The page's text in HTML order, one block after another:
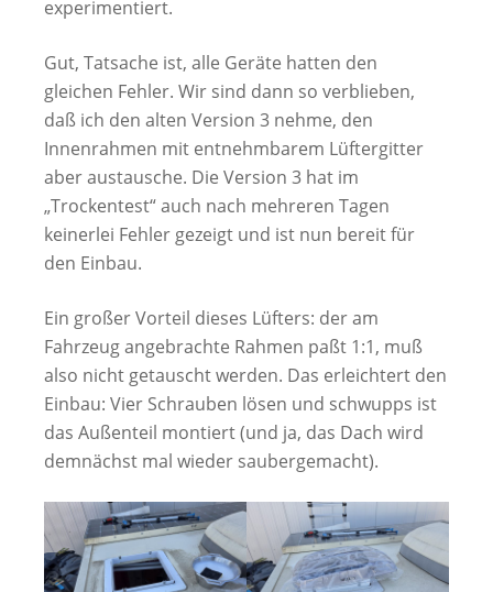
experimentiert.
Gut, Tatsache ist, alle Geräte hatten den
gleichen Fehler. Wir sind dann so verblieben,
daß ich den alten Version 3 nehme, den
Innenrahmen mit entnehmbarem Lüftergitter
aber austausche. Die Version 3 hat im
„Trockentest“ auch nach mehreren Tagen
keinerlei Fehler gezeigt und ist nun bereit für
den Einbau.
Ein großer Vorteil dieses Lüfters: der am
Fahrzeug angebrachte Rahmen paßt 1:1, muß
also nicht getauscht werden. Das erleichtert den
Einbau: Vier Schrauben lösen und schwupps ist
das Außenteil montiert (und ja, das Dach wird
demnächst mal wieder saubergemacht).